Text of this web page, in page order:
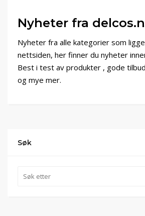
Nyheter fra
Nyheter fra alle kategorier som
nettsiden, her finner du nyheter
Best i test av produkter , gode
og mye mer.
Søk